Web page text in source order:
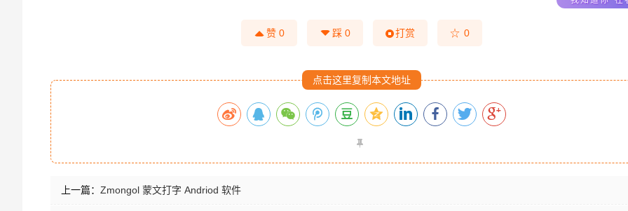
赞 0 踩 0 打赏 ☆ 0
点击这里复制本文地址
上一篇： Zmongol 蒙文打字 Andriod 软件